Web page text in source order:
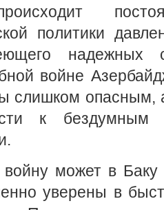
политики
надежных
войне
слишком опасным,
к бездумным
войну может в Баку
уверены в